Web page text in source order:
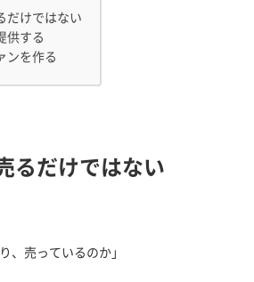
だけではない
供する
ンを作る
るだけではない
、売っているのか」